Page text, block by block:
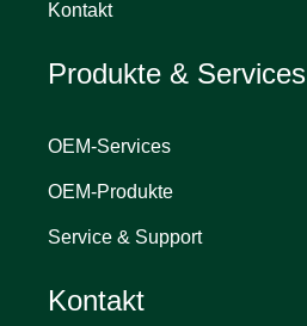
Kontakt
Produkte & Services
OEM-Services
OEM-Produkte
Service & Support
Kontakt